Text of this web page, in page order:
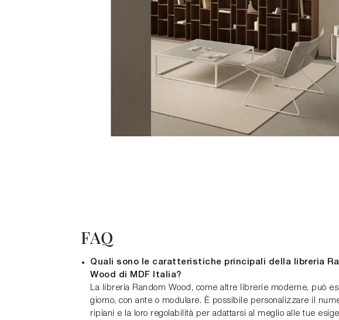
FAQ
Quali sono le caratteristiche principali della libreria
Wood di MDF Italia?
La libreria Random Wood, come altre librerie moderne, può
giorno, con ante o modulare. È possibile personalizzare il
ripiani e la loro regolabilità per adattarsi al meglio alle tue